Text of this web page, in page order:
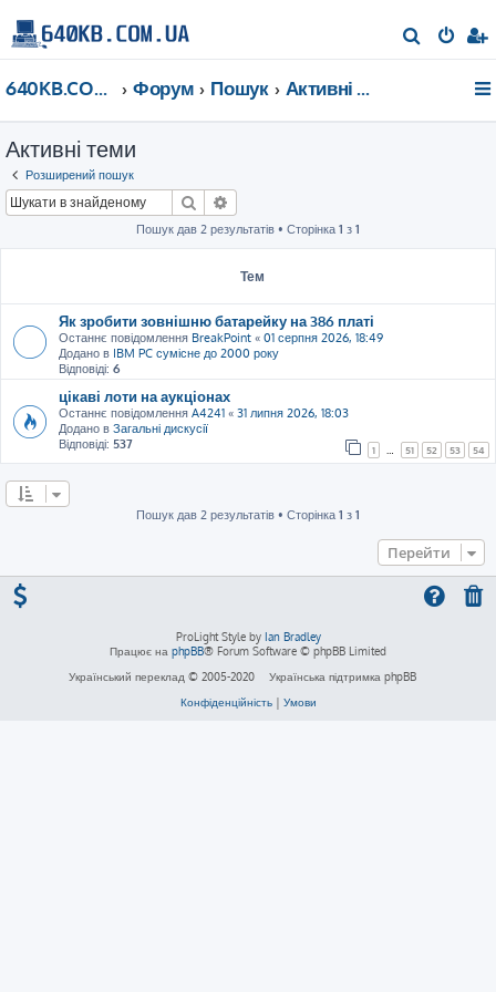
о
640KB.COM.UA Форум Пошук Активні теми
Активні теми
Розширений пошук
Пошук
Пошук дав 2 результатів • Сторінка 1 з 1
Тем
Як зробити зовнішню батарейку на 386 платі
Останнє повідомлення BreakPoint « 01 серпня 2026, 18:49
Додано в IBM PC сумісне до 2000 року
Відповіді: 6
цікаві лоти на аукціонах
Останнє повідомлення A4241 « 31 липня 2026, 18:03
Додано в Загальні дискусії
Відповіді: 537 1 51 52 53 54
Пошук дав 2 результатів • Сторінка 1 з 1
Перейти
ProLight Style by Ian Bradley
Працює на phpBB® Forum Software © phpBB Limited
Український переклад © 2005-2020
Українська підтримка phpBB
Конфіденційність| Умови